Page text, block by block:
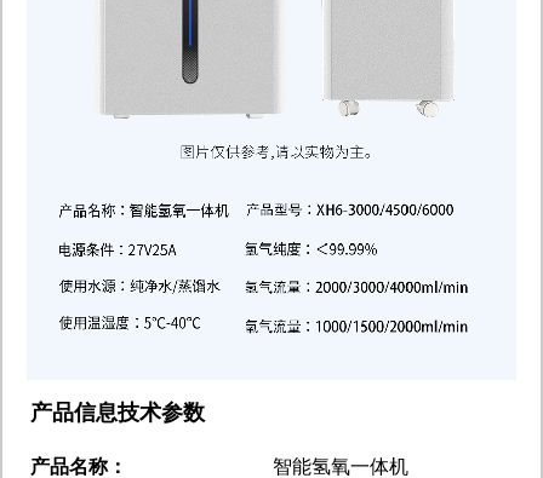
产品信息技术参数
产品名称： 智能氢氧一体机